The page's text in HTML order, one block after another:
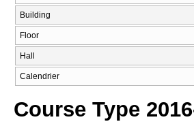
Building
Floor
Hall
Calendrier
Course Type